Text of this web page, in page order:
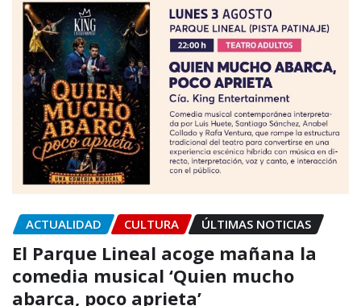
ACTUALIDAD CULTURA ÚLTIMAS NOTICIAS
El Parque Lineal acoge mañana la
comedia musical ‘Quien mucho
abarca, poco aprieta’